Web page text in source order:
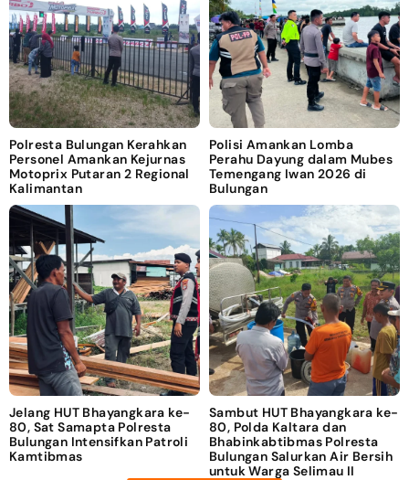
Polresta Bulungan Kerahkan
Personel Amankan Kejurnas
Motoprix Putaran 2 Regional
Kalimantan
Polisi Amankan Lomba
Perahu Dayung dalam Mubes
Temengang Iwan 2026 di
Bulungan
Jelang HUT Bhayangkara ke-
80, Sat Samapta Polresta
Bulungan Intensifkan Patroli
Kamtibmas
Sambut HUT Bhayangkara ke-
80, Polda Kaltara dan
Bhabinkabtibmas Polresta
Bulungan Salurkan Air Bersih
untuk Warga Selimau II